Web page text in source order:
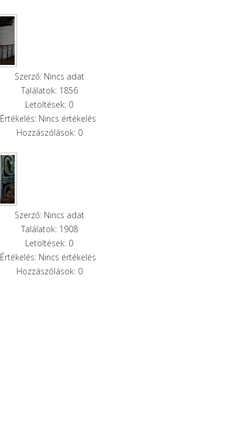
Szerző: Nincs adat
Találatok: 1856
Letöltések: 0
Értékelés: Nincs értékelés
Hozzászólások: 0
Szerző: Nincs adat
Találatok: 1908
Letöltések: 0
Értékelés: Nincs értékelés
Hozzászólások: 0